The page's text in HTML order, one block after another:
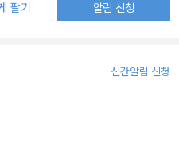
팔기
알림 신청
신간알림 신청